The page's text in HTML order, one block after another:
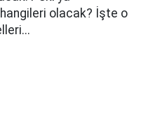
olacak? İşte o